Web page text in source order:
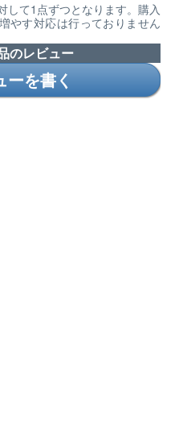
して1点ずつとなります。購入
やす対応は行っておりません
のレビュー
ーを書く